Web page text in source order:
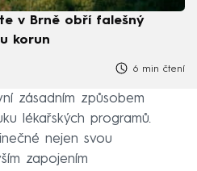
v Brně obří falešný
korun
6 min čtení
zásadním způsobem
lékařských programů.
nejen svou
zapojením